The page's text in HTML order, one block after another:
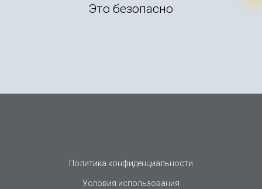
Это безопасно
Политика конфиденциальности
Условия использования